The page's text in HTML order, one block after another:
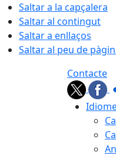
Saltar a la capçalera
Saltar al contingut
Saltar a enllaços
Saltar al peu de
Contacte